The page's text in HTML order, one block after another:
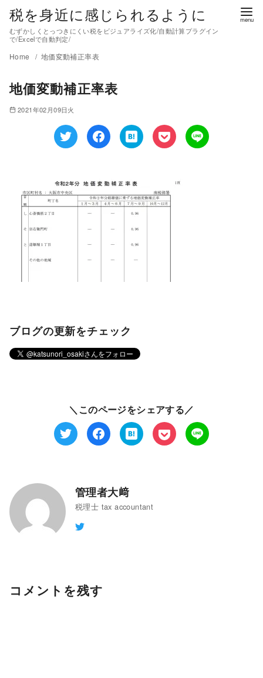
税を身近に感じられるように
むずかしくとっつきにくい税をビジュアライズ化/自動計算プラグイン
で/Excelで自動判定/
Home 地価変動補正率表
地価変動補正率表
2021年02月09日火
ブログの更新をチェック
＼このページをシェアする／
管理者大﨑
税理士 tax accountant
コメントを残す